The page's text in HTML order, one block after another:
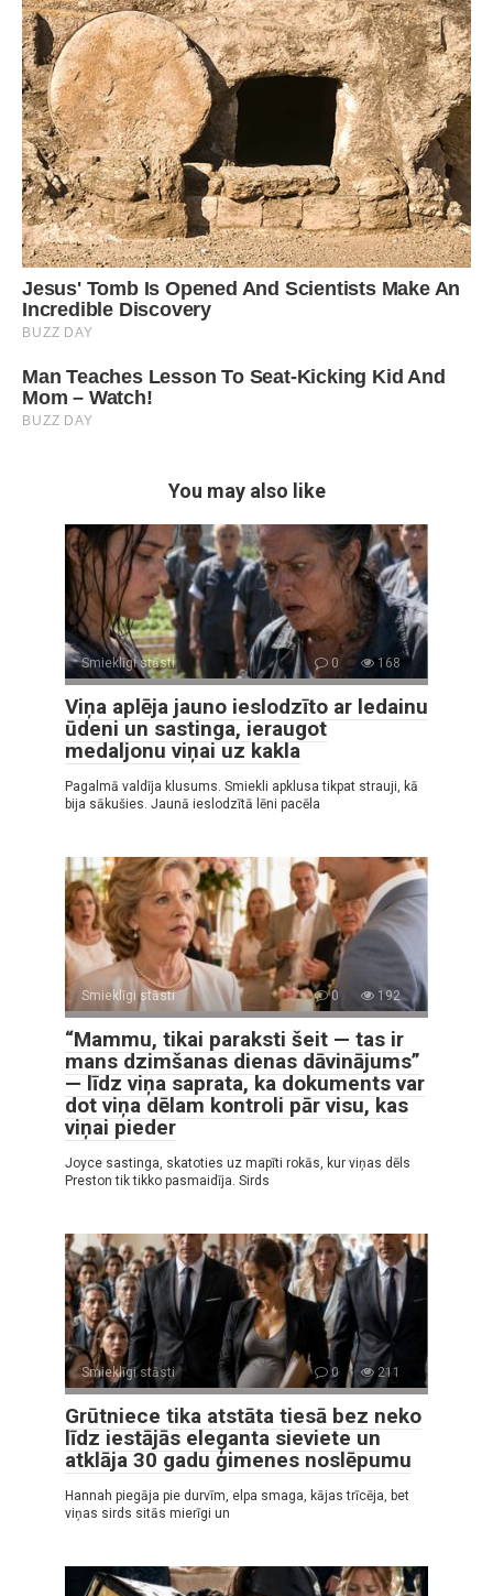
You may also like
Smieklīgi stāsti 0 168
Viņa aplēja jauno ieslodzīto ar ledainu
ūdeni un sastinga, ieraugot
medaljonu viņai uz kakla
Pagalmā valdīja klusums. Smiekli apklusa tikpat strauji, kā
bija sākušies. Jaunā ieslodzītā lēni pacēla
Smieklīgi stāsti 0 192
“Mammu, tikai paraksti šeit — tas ir
mans dzimšanas dienas dāvinājums”
— līdz viņa saprata, ka dokuments var
dot viņa dēlam kontroli pār visu, kas
viņai pieder
Joyce sastinga, skatoties uz mapīti rokās, kur viņas dēls
Preston tik tikko pasmaidīja. Sirds
Smieklīgi stāsti 0 211
Grūtniece tika atstāta tiesā bez neko
līdz iestājās eleganta sieviete un
atklāja 30 gadu ģimenes noslēpumu
Hannah piegāja pie durvīm, elpa smaga, kājas trīcēja, bet
viņas sirds sitās mierīgi un